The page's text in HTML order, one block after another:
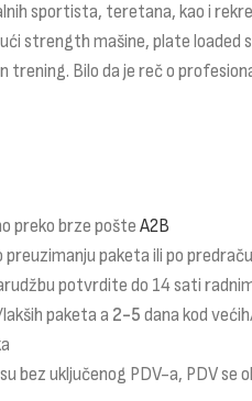
sportista, teretana, kao i
strength mašine, plate loaded
trening. Bilo da je reč o
preko brze pošte A2B
paketa ili po
potvrdite do 14 sati
paketa a 2-5 dana kod
bez uključenog PDV-a, PDV se